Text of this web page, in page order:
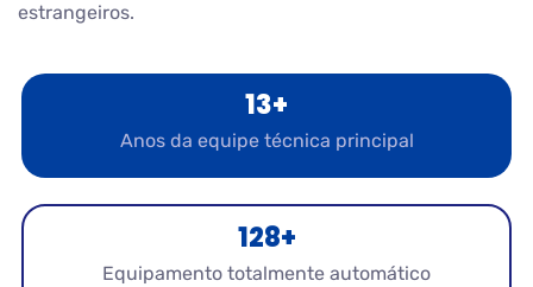
estrangeiros.
13+
Anos da equipe técnica principal
128+
Equipamento totalmente automático